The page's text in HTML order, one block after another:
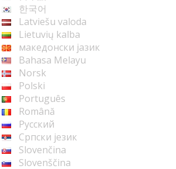
한국어
Latviešu valoda
Lietuvių kalba
македонски јазик
Bahasa Melayu
Norsk
Polski
Português
Română
Русский
Cрпски језик
Slovenčina
Slovenščina